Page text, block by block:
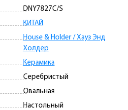
DNY7827C/S
КИТАЙ
House & Holder / Хауз Энд
Холдер
Керамика
Серебристый
Овальная
Настольный